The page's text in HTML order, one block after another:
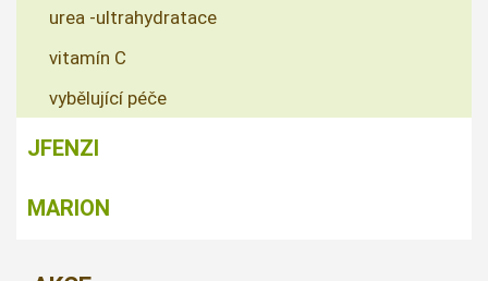
urea -ultrahydratace
vitamín C
vybělující péče
JFENZI
MARION